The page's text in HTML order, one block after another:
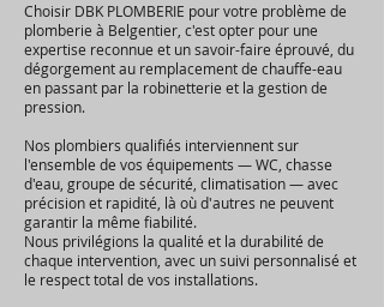
Choisir DBK PLOMBERIE pour votre problème de
plomberie à Belgentier, c'est opter pour une
expertise reconnue et un savoir-faire éprouvé, du
dégorgement au remplacement de chauffe-eau
en passant par la robinetterie et la gestion de
pression.
Nos plombiers qualifiés interviennent sur
l'ensemble de vos équipements — WC, chasse
d'eau, groupe de sécurité, climatisation — avec
précision et rapidité, là où d'autres ne peuvent
garantir la même fiabilité.
Nous privilégions la qualité et la durabilité de
chaque intervention, avec un suivi personnalisé et
le respect total de vos installations.